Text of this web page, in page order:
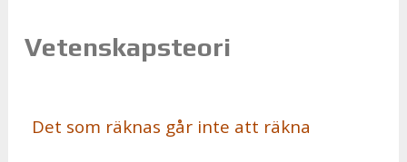
Vetenskapsteori
Det som räk­nas går inte att räk­na